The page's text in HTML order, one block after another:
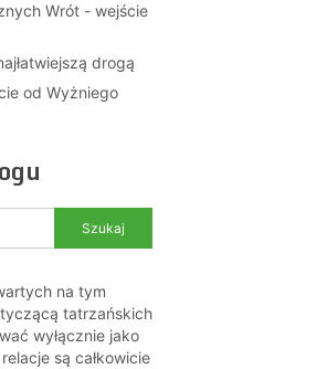
Wrót - wejście
drogą
od Wyżniego
na tym
tatrzańskich
wyłącznie jako
są całkowicie